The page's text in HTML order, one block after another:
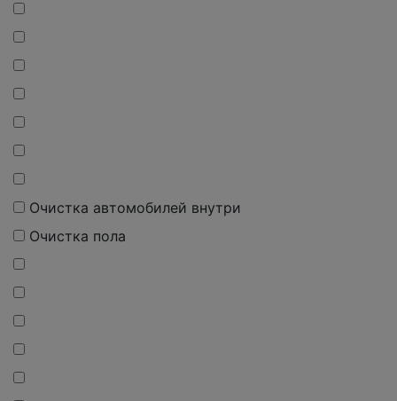
Очистка автомобилей внутри
Очистка пола